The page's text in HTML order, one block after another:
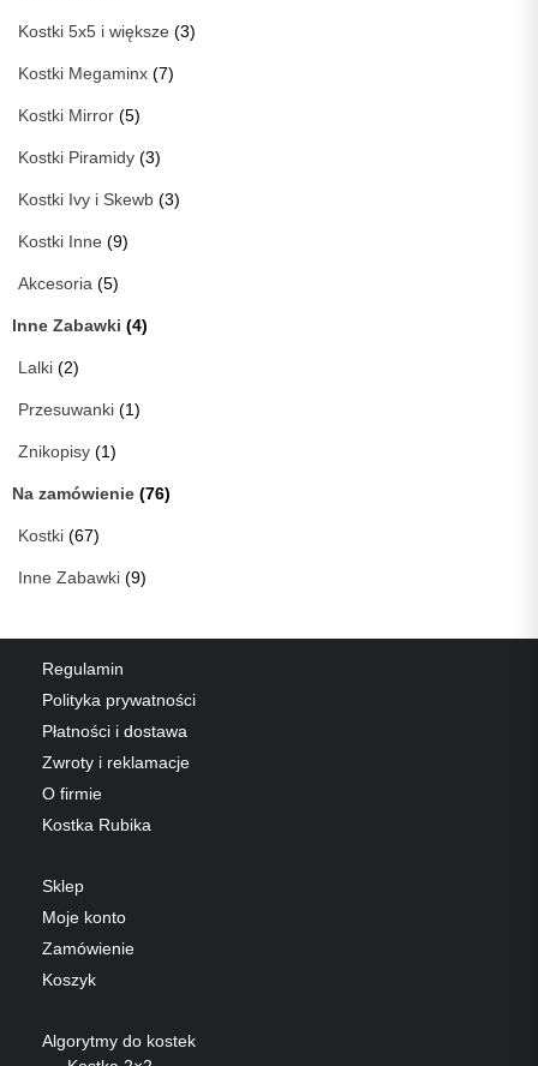
Kostki 5x5 i większe (3)
Kostki Megaminx (7)
Kostki Mirror (5)
Kostki Piramidy (3)
Kostki Ivy i Skewb (3)
Kostki Inne (9)
Akcesoria (5)
Inne Zabawki (4)
Lalki (2)
Przesuwanki (1)
Znikopisy (1)
Na zamówienie (76)
Kostki (67)
Inne Zabawki (9)
Regulamin
Polityka prywatności
Płatności i dostawa
Zwroty i reklamacje
O firmie
Kostka Rubika
Sklep
Moje konto
Zamówienie
Koszyk
Algorytmy do kostek